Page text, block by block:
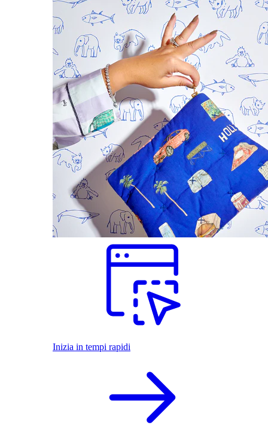
Inizia in tempi rapidi